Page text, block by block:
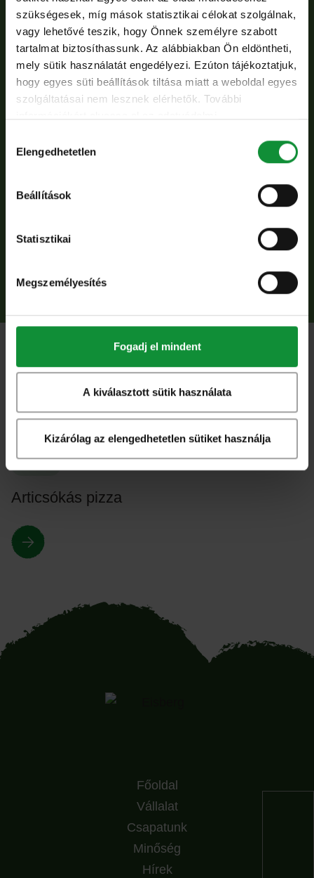
szükségesek, míg mások statisztikai célokat szolgálnak,
vagy lehetővé teszik, hogy Önnek személyre szabott
tartalmat biztosíthassunk. Az alábbiakban Ön eldöntheti,
mely sütik használatát engedélyezi. Ezúton tájékoztatjuk,
hogy egyes süti beállítások tiltása miatt a weboldal egyes
szolgáltatásai nem lesznek elérhetők. További
kiválasztása
Elengedhetetlen
Beállítások
Statisztikai
Megszemélyesítés
Fogadj el mindent
A kiválasztott sütik használata
Kizárólag az elengedhetetlen sütiket használja
serpenyőben, majd hozzákeverjük a tejszínes
keverékhez. A bacont felvágjuk, kicsit
kiolvasztjuk, és szintén a tejszínhez keverjük. A
leveles tésztát kinyújtjuk. Vajazott mini quiche-
formákba igazítjuk, majd igazságosan elosztjuk
bennük a tejszínes-spenótos keveréket.
Előmelegített sütőben kb. 20-25 perc alatt
elkeverjük, és közvetlenül a tálalás előtt a
salátára öntjük. A meleg quiche társaságában
Továbbireceptek
Nézd meg az összes érdekes receptünket!
Articsókás pizza
Főoldal
Vállalat
Csapatunk
Minőség
Hírek